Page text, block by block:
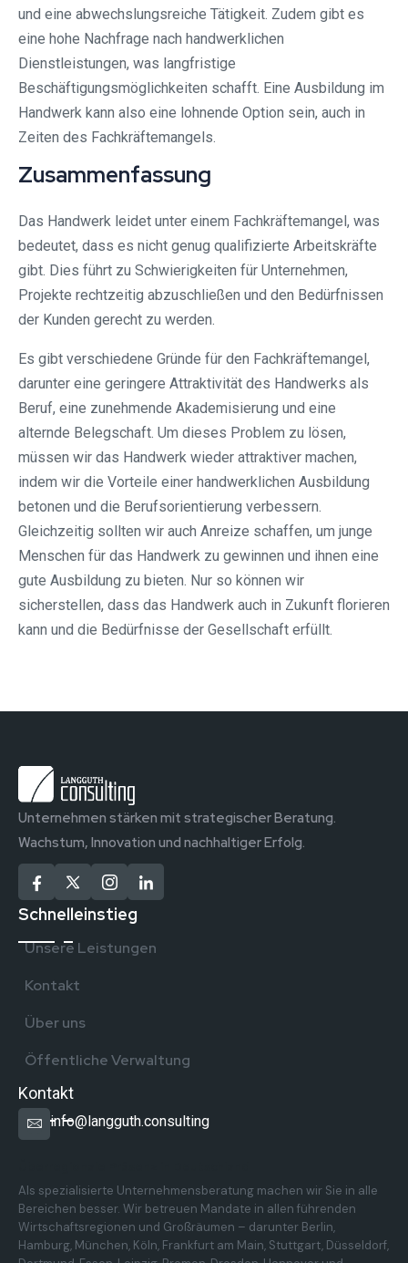
und eine abwechslungsreiche Tätigkeit. Zudem gibt es
eine hohe Nachfrage nach handwerklichen
Dienstleistungen, was langfristige
Beschäftigungsmöglichkeiten schafft. Eine Ausbildung im
Handwerk kann also eine lohnende Option sein, auch in
Zeiten des Fachkräftemangels.
Zusammenfassung
Das Handwerk leidet unter einem Fachkräftemangel, was
bedeutet, dass es nicht genug qualifizierte Arbeitskräfte
gibt. Dies führt zu Schwierigkeiten für Unternehmen,
Projekte rechtzeitig abzuschließen und den Bedürfnissen
der Kunden gerecht zu werden.
Es gibt verschiedene Gründe für den Fachkräftemangel,
darunter eine geringere Attraktivität des Handwerks als
Beruf, eine zunehmende Akademisierung und eine
alternde Belegschaft. Um dieses Problem zu lösen,
müssen wir das Handwerk wieder attraktiver machen,
indem wir die Vorteile einer handwerklichen Ausbildung
betonen und die Berufsorientierung verbessern.
Gleichzeitig sollten wir auch Anreize schaffen, um junge
Menschen für das Handwerk zu gewinnen und ihnen eine
gute Ausbildung zu bieten. Nur so können wir
sicherstellen, dass das Handwerk auch in Zukunft florieren
kann und die Bedürfnisse der Gesellschaft erfüllt.
Unternehmen stärken mit strategischer Beratung.
Wachstum, Innovation und nachhaltiger Erfolg.
Schnelleinstieg
Unsere Leistungen
Kontakt
Über uns
Öffentliche Verwaltung
Kontakt
info@langguth.consulting
Als spezialisierte Unternehmensberatung machen wir Sie in alle
Bereichen besser. Wir betreuen Mandate in allen führenden
Wirtschaftsregionen und Großräumen – darunter Berlin,
Hamburg, München, Köln, Frankfurt am Main, Stuttgart, Düsseldorf,